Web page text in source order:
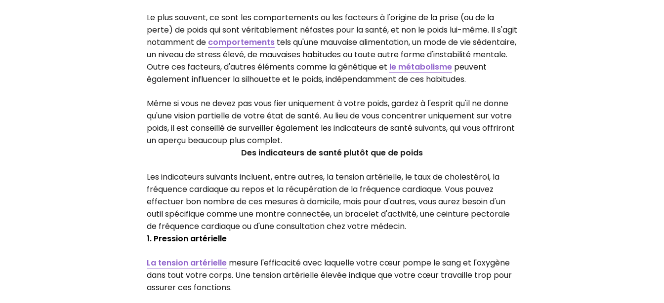
Le plus souvent, ce sont les comportements ou les facteurs à l'origine de la prise (ou de la
perte) de poids qui sont véritablement néfastes pour la santé, et non le poids lui-même. Il s'agit
notamment de comportements tels qu'une mauvaise alimentation, un mode de vie sédentaire,
un niveau de stress élevé, de mauvaises habitudes ou toute autre forme d'instabilité mentale.
Outre ces facteurs, d'autres éléments comme la génétique et le métabolisme peuvent
également influencer la silhouette et le poids, indépendamment de ces habitudes.
Même si vous ne devez pas vous fier uniquement à votre poids, gardez à l'esprit qu'il ne donne
qu'une vision partielle de votre état de santé. Au lieu de vous concentrer uniquement sur votre
poids, il est conseillé de surveiller également les indicateurs de santé suivants, qui vous offriront
un aperçu beaucoup plus complet.
Des indicateurs de santé plutôt que de poids
Les indicateurs suivants incluent, entre autres, la tension artérielle, le taux de cholestérol, la
fréquence cardiaque au repos et la récupération de la fréquence cardiaque. Vous pouvez
effectuer bon nombre de ces mesures à domicile, mais pour d'autres, vous aurez besoin d'un
outil spécifique comme une montre connectée, un bracelet d'activité, une ceinture pectorale
de fréquence cardiaque ou d'une consultation chez votre médecin.
1. Pression artérielle
La tension artérielle mesure l'efficacité avec laquelle votre cœur pompe le sang et l'oxygène
dans tout votre corps. Une tension artérielle élevée indique que votre cœur travaille trop pour
assurer ces fonctions.